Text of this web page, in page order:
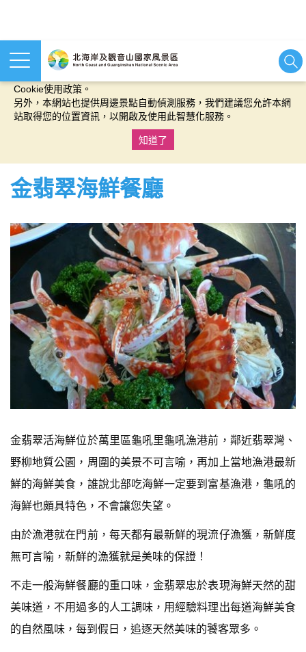
本網站使用cookies等相關技術以持續優化網站服務，並有助於為
Cookie使用政策。
另外，本網站也提供周邊景點自動偵測服務，我們建議您允許本網
站取得您的位置資訊，以開啟及使用此智慧化服務。
知道了
金翡翠海鮮餐廳
金翡翠活海鮮位於萬里區龜吼里龜吼漁港前，鄰近翡翠灣、
野柳地質公園，周圍的美景不可言喻，再加上當地漁港最新
鮮的海鮮美食，誰說北部吃海鮮一定要到富基漁港，龜吼的
海鮮也頗具特色，不會讓您失望。
由於漁港就在門前，每天都有最新鮮的現流仔漁獲，新鮮度
無可言喻，新鮮的漁獲就是美味的保證！
不走一般海鮮餐廳的重口味，金翡翠忠於表現海鮮天然的甜
美味道，不用過多的人工調味，用經驗料理出每道海鮮美食
的自然風味，每到假日，追逐天然美味的饕客眾多。